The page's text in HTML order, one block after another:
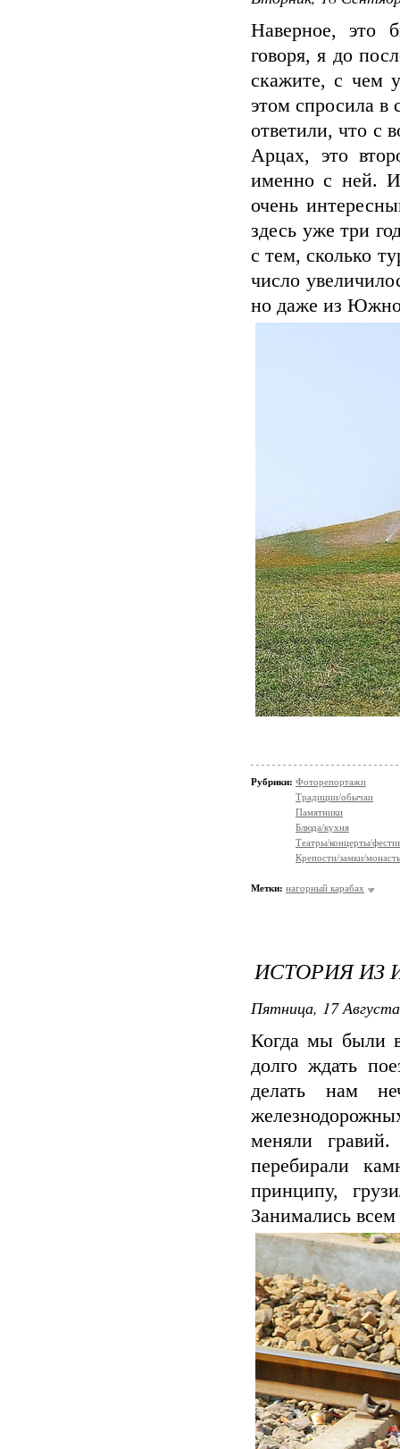
Наверное, это
говоря, я до
скажите, с чем
этом спросила в
ответили, что с
Арцах, это
именно с ней. И
очень
здесь уже три
с тем, сколько
число
но даже из
Рубрики: Фоторепортажи
Традиции/обычаи
Памятники
Блюда/кухня
Театры/концерты/
Крепости/замки/
Метки: нагорный карабах
ИСТОРИЯ ИЗ
Пятница, 17
Когда мы были
долго ждать
делать нам
меняли
перебирали
принципу,
Занимались